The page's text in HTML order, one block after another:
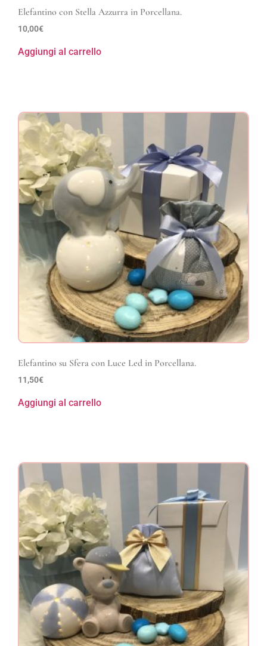
Elefantino con Stella Azzurra in Porcellana.
10,00€
Aggiungi al carrello
Elefantino su Sfera con Luce Led in Porcellana.
11,50€
Aggiungi al carrello